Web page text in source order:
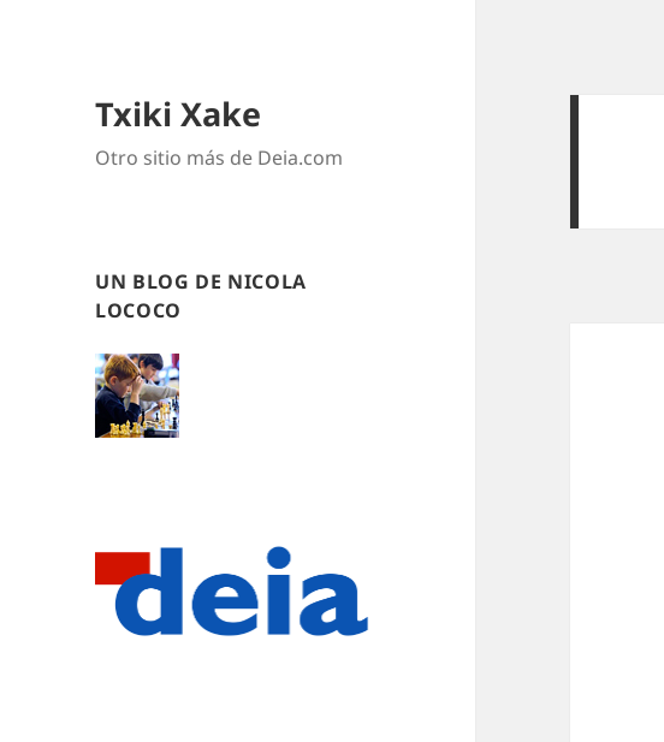
Txiki Xake
Otro sitio más de Deia.com
UN BLOG DE NICOLA
LOCOCO